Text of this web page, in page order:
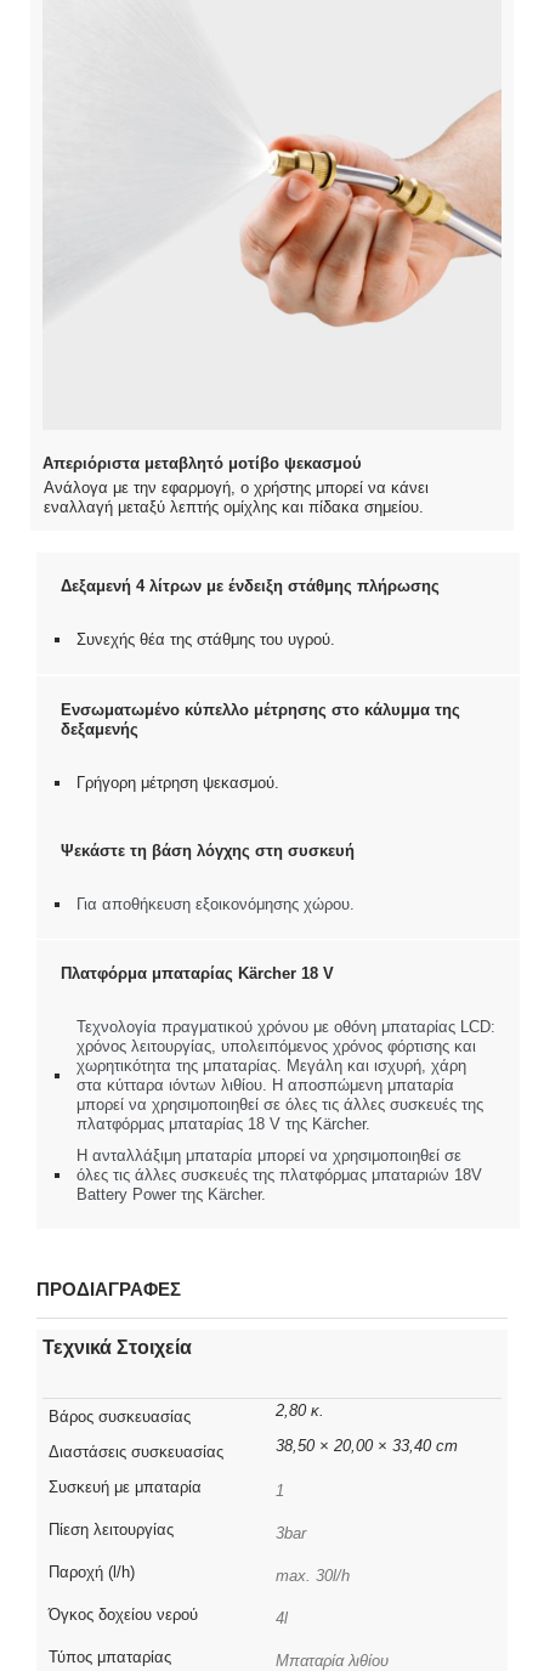
Απεριόριστα μεταβλητό μοτίβο ψεκασμού
Ανάλογα με την εφαρμογή, ο χρήστης μπορεί να κάνει
εναλλαγή μεταξύ λεπτής ομίχλης και πίδακα σημείου.
Δεξαμενή 4 λίτρων με ένδειξη στάθμης πλήρωσης
Συνεχής θέα της στάθμης του υγρού.
Ενσωματωμένο κύπελλο μέτρησης στο κάλυμμα της
δεξαμενής
Γρήγορη μέτρηση ψεκασμού.
Ψεκάστε τη βάση λόγχης στη συσκευή
Για αποθήκευση εξοικονόμησης χώρου.
Πλατφόρμα μπαταρίας Kärcher 18 V
Τεχνολογία πραγματικού χρόνου με οθόνη μπαταρίας LCD:
χρόνος λειτουργίας, υπολειπόμενος χρόνος φόρτισης και
χωρητικότητα της μπαταρίας. Μεγάλη και ισχυρή, χάρη
στα κύτταρα ιόντων λιθίου. Η αποσπώμενη μπαταρία
μπορεί να χρησιμοποιηθεί σε όλες τις άλλες συσκευές της
πλατφόρμας μπαταρίας 18 V της Kärcher.
Η ανταλλάξιμη μπαταρία μπορεί να χρησιμοποιηθεί σε
όλες τις άλλες συσκευές της πλατφόρμας μπαταριών 18V
Battery Power της Kärcher.
ΠΡΟΔΙΑΓΡΑΦΕΣ
Τεχνικά Στοιχεία
Βάρος συσκευασίας 2,80 κ.
Διαστάσεις συσκευασίας 38,50 × 20,00 × 33,40 cm
Συσκευή με μπαταρία 1
Πίεση λειτουργίας 3bar
Παροχή (l/h) max. 30l/h
Όγκος δοχείου νερού 4l
Τύπος μπαταρίας Μπαταρία λιθίου